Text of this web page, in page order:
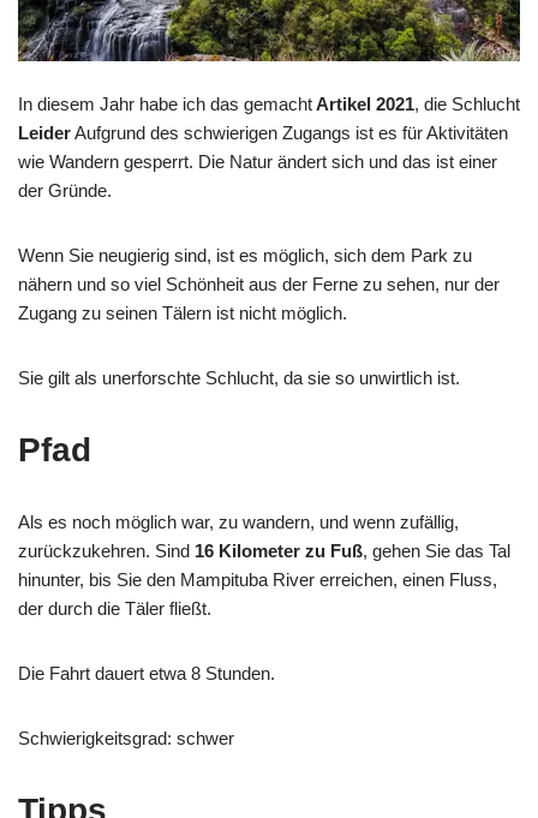
In diesem Jahr habe ich das gemachtArtikel 2021, die Schlucht
LeiderAufgrund des schwierigen Zugangs ist es für Aktivitäten
wie Wandern gesperrt. Die Natur ändert sich und das ist einer
der Gründe.
Wenn Sie neugierig sind, ist es möglich, sich dem Park zu
nähern und so viel Schönheit aus der Ferne zu sehen, nur der
Zugang zu seinen Tälern ist nicht möglich.
Sie gilt als unerforschte Schlucht, da sie so unwirtlich ist.
Pfad
Als es noch möglich war, zu wandern, und wenn zufällig,
zurückzukehren. Sind 16 Kilometer zu Fuß, gehen Sie das Tal
hinunter, bis Sie den Mampituba River erreichen, einen Fluss,
der durch die Täler fließt.
Die Fahrt dauert etwa 8 Stunden.
Schwierigkeitsgrad: schwer
Tipps